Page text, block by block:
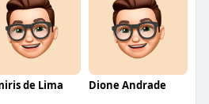
de Lima Dione Andrade